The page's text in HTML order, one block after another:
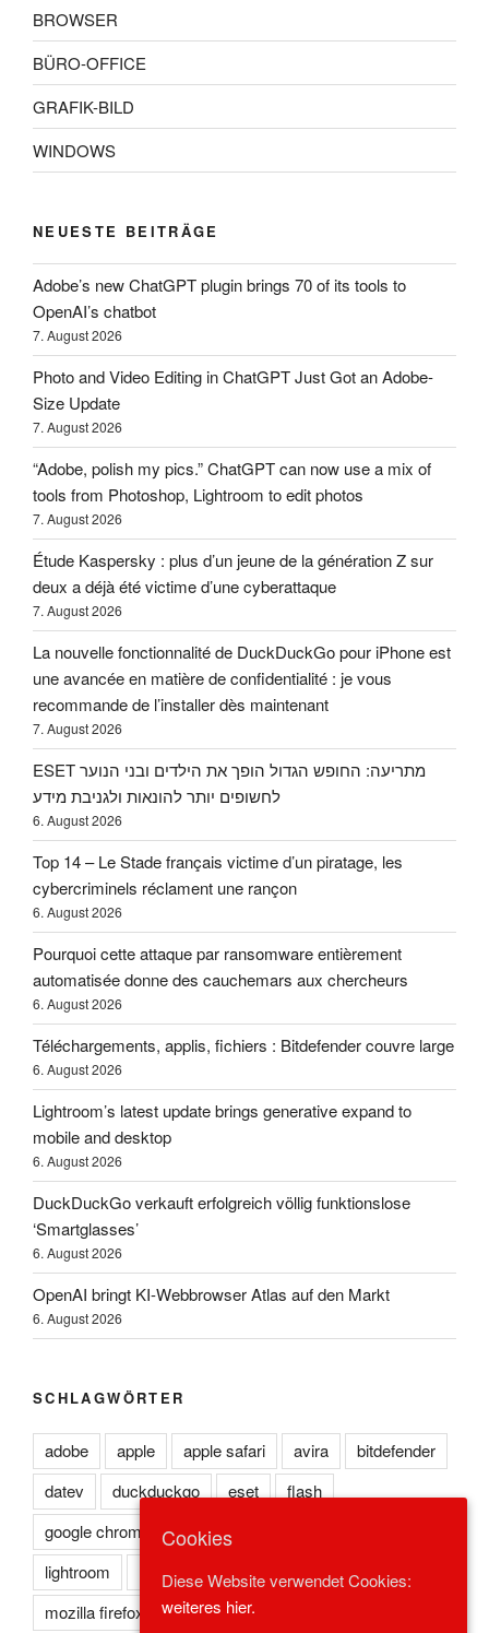
BROWSER
BÜRO-OFFICE
GRAFIK-BILD
WINDOWS
NEUESTE BEITRÄGE
Adobe’s new ChatGPT plugin brings 70 of its tools to
OpenAI’s chatbot
7. August 2026
Photo and Video Editing in ChatGPT Just Got an Adobe-
Size Update
7. August 2026
“Adobe, polish my pics.” ChatGPT can now use a mix of
tools from Photoshop, Lightroom to edit photos
7. August 2026
Étude Kaspersky : plus d’un jeune de la génération Z sur
deux a déjà été victime d’une cyberattaque
7. August 2026
La nouvelle fonctionnalité de DuckDuckGo pour iPhone est
une avancée en matière de confidentialité : je vous
recommande de l’installer dès maintenant
7. August 2026
ESET מתריעה: החופש הגדול הופך את הילדים ובני הנוער
לחשופים יותר להונאות ולגניבת מידע
6. August 2026
Top 14 – Le Stade français victime d’un piratage, les
cybercriminels réclament une rançon
6. August 2026
Pourquoi cette attaque par ransomware entièrement
automatisée donne des cauchemars aux chercheurs
6. August 2026
Téléchargements, applis, fichiers : Bitdefender couvre large
6. August 2026
Lightroom’s latest update brings generative expand to
mobile and desktop
6. August 2026
DuckDuckGo verkauft erfolgreich völlig funktionslose
‘Smartglasses’
6. August 2026
OpenAI bringt KI-Webbrowser Atlas auf den Markt
6. August 2026
SCHLAGWÖRTER
adobe apple apple safari avira
bitdefender
datev
duckduckgo eset
flash
google chrome
kaspersky
lightroom
microsoft edge
microsoft ie
mozilla firefox
norton opera
Cookies
Diese Website verwendet Cookies:
weiteres hier.